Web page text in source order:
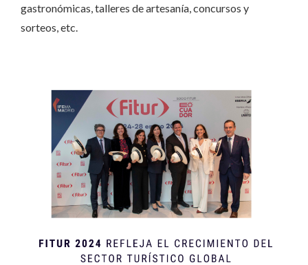
gastronómicas, talleres de artesanía, concursos y
sorteos, etc.